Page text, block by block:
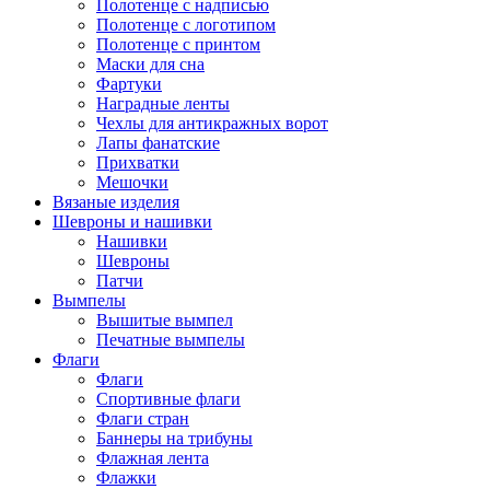
Полотенце с надписью
Полотенце с логотипом
Полотенце с принтом
Маски для сна
Фартуки
Наградные ленты
Чехлы для антикражных ворот
Лапы фанатские
Прихватки
Мешочки
Вязаные изделия
Шевроны и нашивки
Нашивки
Шевроны
Патчи
Вымпелы
Вышитые вымпел
Печатные вымпелы
Флаги
Флаги
Спортивные флаги
Флаги стран
Баннеры на трибуны
Флажная лента
Флажки